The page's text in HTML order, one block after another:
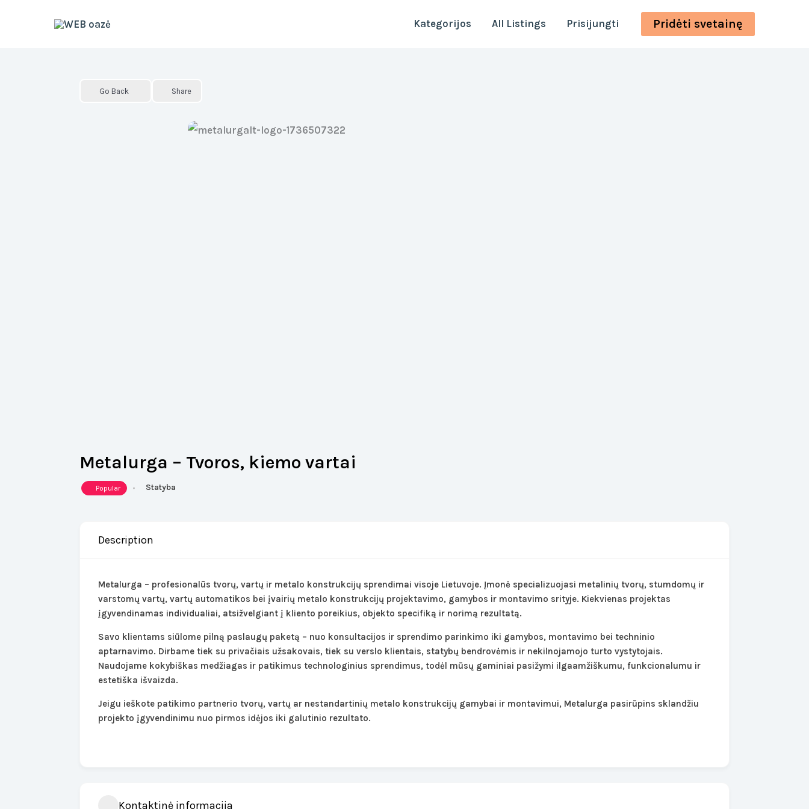
Kategorijos All Listings Prisijungti Pridėti svetainę
Go Back Share
Metalurga – Tvoros, kiemo vartai
Popular Statyba
Description
Metalurga – profesionalūs tvorų, vartų ir metalo konstrukcijų sprendimai visoje Lietuvoje. Įmonė specializuojasi metalinių tvorų, stumdomų ir
varstomų vartų, vartų automatikos bei įvairių metalo konstrukcijų projektavimo, gamybos ir montavimo srityje. Kiekvienas projektas
įgyvendinamas individualiai, atsižvelgiant į kliento poreikius, objekto specifiką ir norimą rezultatą.
Savo klientams siūlome pilną paslaugų paketą – nuo konsultacijos ir sprendimo parinkimo iki gamybos, montavimo bei techninio
aptarnavimo. Dirbame tiek su privačiais užsakovais, tiek su verslo klientais, statybų bendrovėmis ir nekilnojamojo turto vystytojais.
Naudojame kokybiškas medžiagas ir patikimus technologinius sprendimus, todėl mūsų gaminiai pasižymi ilgaamžiškumu, funkcionalumu ir
estetiška išvaizda.
Jeigu ieškote patikimo partnerio tvorų, vartų ar nestandartinių metalo konstrukcijų gamybai ir montavimui, Metalurga pasirūpins sklandžiu
projekto įgyvendinimu nuo pirmos idėjos iki galutinio rezultato.
Kontaktinė informacija